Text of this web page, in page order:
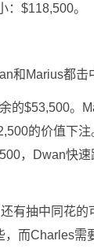
：$118,500。
和Marius都击
的$53,500。
的价值下
，Dwan快速
有抽中同花的
而Charles需